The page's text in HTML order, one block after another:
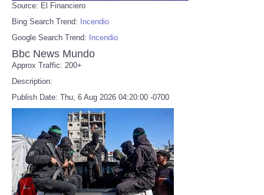
Source: El Financiero
Bing Search Trend:
Incendio
Google Search Trend:
Incendio
Bbc News Mundo
Approx Traffic: 200+
Description:
Publish Date: Thu, 6 Aug 2026 04:20:00 -0700